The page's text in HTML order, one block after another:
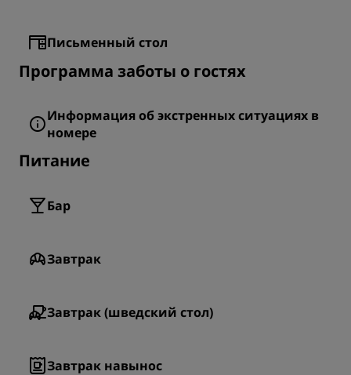
Письменный стол
Программа заботы о гостях
Информация об экстренных ситуациях в
номере
Питание
Бар
Завтрак
Завтрак (шведский стол)
Завтрак навынос